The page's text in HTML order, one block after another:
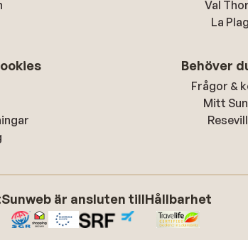
Val
La
Behöver
Frågor &
Mitt
Sunweb är ansluten tillHållbarhet